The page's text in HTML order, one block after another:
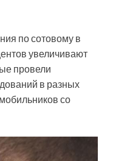
по сотовому в
увеличивают
провели
в разных
со